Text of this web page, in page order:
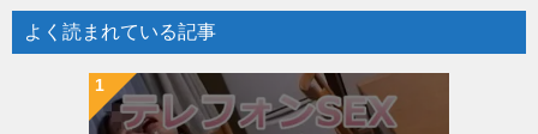
よく読まれている記事